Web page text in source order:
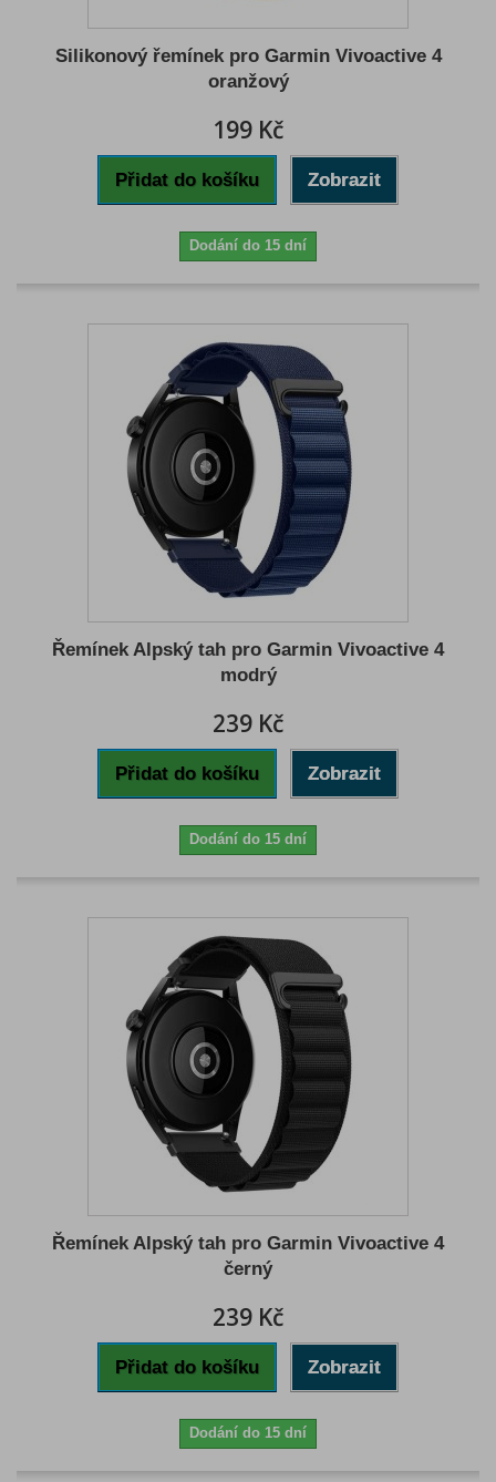
Silikonový řemínek pro Garmin Vivoactive 4
oranžový
199 Kč
Přidat do košíku Zobrazit
Dodání do 15 dní
Řemínek Alpský tah pro Garmin Vivoactive 4
modrý
239 Kč
Přidat do košíku Zobrazit
Dodání do 15 dní
Řemínek Alpský tah pro Garmin Vivoactive 4
černý
239 Kč
Přidat do košíku Zobrazit
Dodání do 15 dní